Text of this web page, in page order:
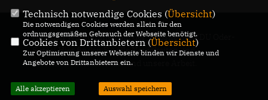
Herzlich Willkommen auf der Website der CDU Oder-
Spree! Hier finden Sie alle Neuigkeiten und
Informationen über uns und unsere Arbeit.
Technisch notwendige Cookies (Übersicht)
Die notwendigen Cookies werden allein für den
ordnungsgemäßen Gebrauch der Webseite benötigt.
Cookies von Drittanbietern (Übersicht)
Zur Optimierung unserer Webseite binden wir Dienste und
Angebote von Drittanbietern ein.
Alle akzeptieren Auswahl speichern